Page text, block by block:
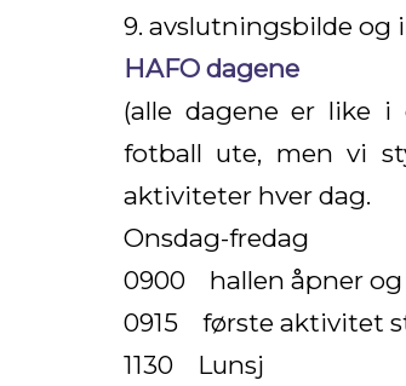
9. avslutningsbilde og
HAFO dagene
(alle dagene er like
fotball ute, men vi
aktiviteter hver dag.
Onsdag-fredag
0900 hallen åpner og
0915 første aktivitet
1130 Lunsj